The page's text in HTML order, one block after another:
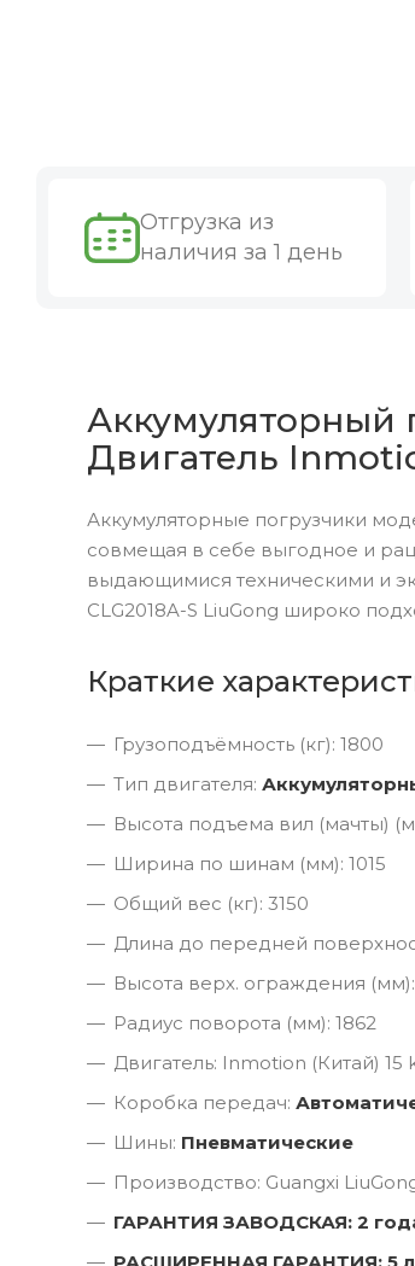
Отгрузка из
наличия за 1 день
Аккумуляторный
Двигатель
Аккумуляторные погрузчики
совмещая в себе выгодное и
выдающимися техническими и
CLG2018A-S LiuGong широко
Краткие
Грузоподъёмность (кг): 1800
Тип двигателя:
Высота подъема вил (мачты)
Ширина по шинам (мм): 1015
Общий вес (кг): 3150
Длина до передней
Высота верх. ограждения
Радиус поворота (мм): 1862
Двигатель: Inmotion (Китай) 15
Коробка передач:
Шины: Пневматические
Производство: Guangxi
ГАРАНТИЯ ЗАВОДСКАЯ: 2